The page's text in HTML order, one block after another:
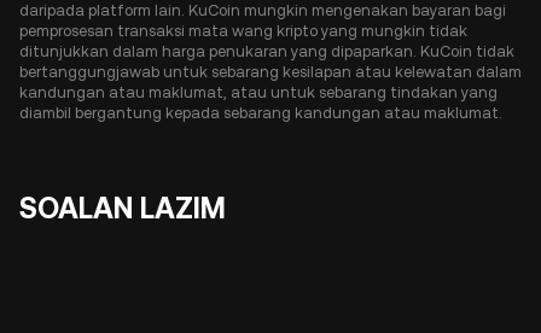
daripada platform lain. KuCoin mungkin mengenakan bayaran bagi
pemprosesan transaksi mata wang kripto yang mungkin tidak
ditunjukkan dalam harga penukaran yang dipaparkan. KuCoin tidak
bertanggungjawab untuk sebarang kesilapan atau kelewatan dalam
kandungan atau maklumat, atau untuk sebarang tindakan yang
diambil bergantung kepada sebarang kandungan atau maklumat.
SOALAN LAZIM